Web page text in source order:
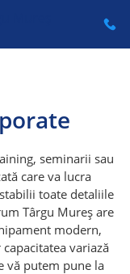
seminarii sau
care va lucra
toate detaliile
Târgu Mureș are
modern,
variază
vă putem pune la